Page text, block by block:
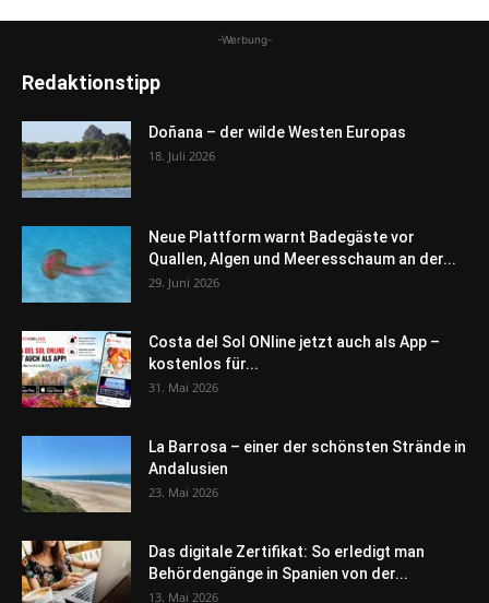
-Werbung-
Redaktionstipp
Doñana – der wilde Westen Europas
18. Juli 2026
Neue Plattform warnt Badegäste vor
Quallen, Algen und Meeresschaum an der...
29. Juni 2026
Costa del Sol ONline jetzt auch als App –
kostenlos für...
31. Mai 2026
La Barrosa – einer der schönsten Strände in
Andalusien
23. Mai 2026
Das digitale Zertifikat: So erledigt man
Behördengänge in Spanien von der...
13. Mai 2026